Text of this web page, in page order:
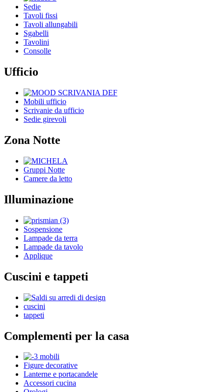
Sedie
Tavoli fissi
Tavoli allungabili
Sgabelli
Tavolini
Consolle
Ufficio
Mobili ufficio
Scrivanie da ufficio
Sedie girevoli
Zona Notte
Gruppi Notte
Camere da letto
Illuminazione
Sospensione
Lampade da terra
Lampade da tavolo
Applique
Cuscini e tappeti
cuscini
tappeti
Complementi per la casa
Figure decorative
Lanterne e portacandele
Accessori cucina